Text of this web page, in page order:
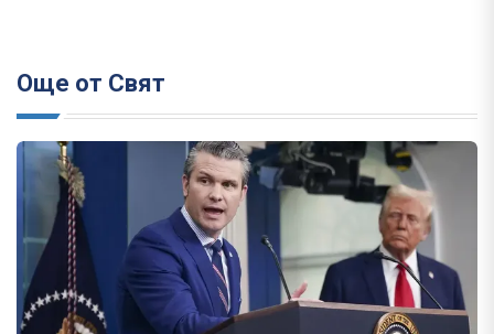
Още от Свят